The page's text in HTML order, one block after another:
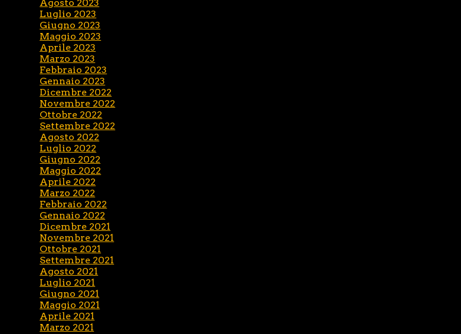
Agosto 2023
Luglio 2023
Giugno 2023
Maggio 2023
Aprile 2023
Marzo 2023
Febbraio 2023
Gennaio 2023
Dicembre 2022
Novembre 2022
Ottobre 2022
Settembre 2022
Agosto 2022
Luglio 2022
Giugno 2022
Maggio 2022
Aprile 2022
Marzo 2022
Febbraio 2022
Gennaio 2022
Dicembre 2021
Novembre 2021
Ottobre 2021
Settembre 2021
Agosto 2021
Luglio 2021
Giugno 2021
Maggio 2021
Aprile 2021
Marzo 2021